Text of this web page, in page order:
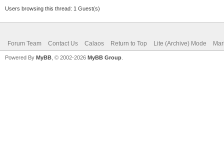
Users browsing this thread: 1 Guest(s)
Forum Team Contact Us Calaos Return to Top Lite (Archive) Mode
Powered By MyBB , © 2002-2026 MyBB Group